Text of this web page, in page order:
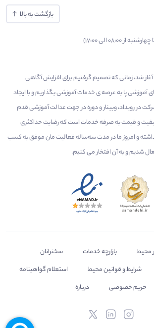
بازگشت به بالا
08:00 الی 17:00)
فعالیت محیط از سال 1401 آغاز شد، زمانی که تصمیم گرفتیم برای افزایش آگاهی
پا به عرصه ی خدمات آموزشی بگذاریم و با ایجاد
در رویداد، وبینار و دوره در جهت عدالت آموزشی قدم
و قیمت به صرفه خدمات است که رضایت حداکثری
داشته و امروز ما در مدت سه‌ساله فعالیت مان موفق به کسب
شدیم و به آن افتخار می‌ کنیم.
محیط بازارچه خدمات
سخنرانان
شرایط و قوانین محیط
استعلام گواهینامه
حریم خصوصی
درباره